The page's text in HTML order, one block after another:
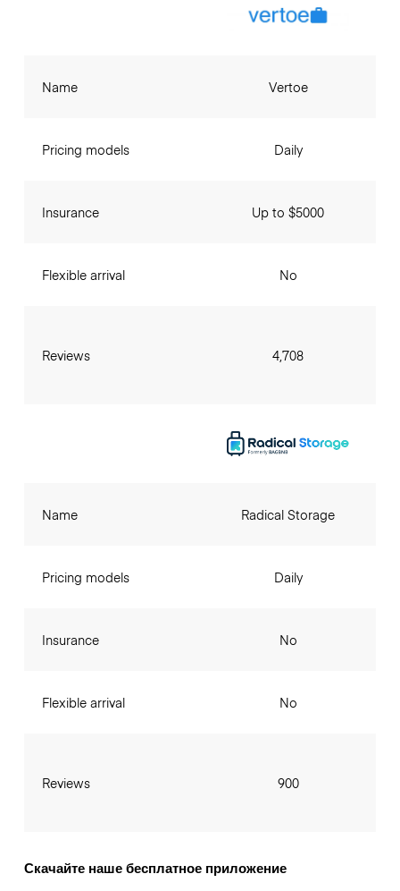
Name
Pricing models
Insurance
Flexible arrival
Reviews
Vertoe
Daily
Up to $5000
No
4,708
Name
Pricing models
Insurance
Flexible arrival
Reviews
Radical Storage
Daily
No
No
900
Скачайте наше бесплатное приложение